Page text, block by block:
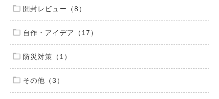
開封レビュー（8）
自作・アイデア（17）
防災対策（1）
その他（3）